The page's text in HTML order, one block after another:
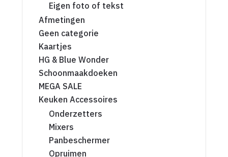
Eigen foto of tekst
Afmetingen
Geen categorie
Kaartjes
HG & Blue Wonder
Schoonmaakdoeken
MEGA SALE
Keuken Accessoires
Onderzetters
Mixers
Panbeschermer
Opruimen